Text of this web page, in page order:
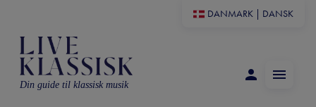
DANMARK DANSK
Din guide til klassisk musik